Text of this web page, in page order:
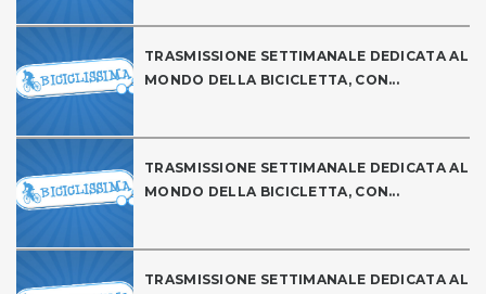
TRASMISSIONE SETTIMANALE DEDICATA AL
MONDO DELLA BICICLETTA, CON...
TRASMISSIONE SETTIMANALE DEDICATA AL
MONDO DELLA BICICLETTA, CON...
TRASMISSIONE SETTIMANALE DEDICATA AL